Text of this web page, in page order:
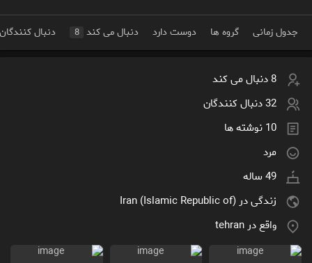
جدول زمانی گروه ها دوست دارد دنبال می کند 8 دنبال
8 دنبال می کند
32 دنبال کنندگان
10 نوشته ها
مرد
49 ساله
زندگی در Iran (Islamic Republic of)
واقع در tehran